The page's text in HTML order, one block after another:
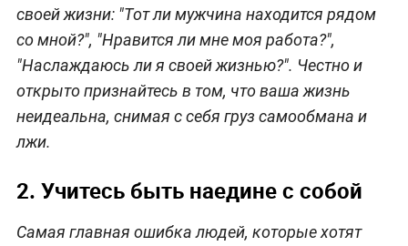
своей жизни: "Тот ли мужчина находится рядом
со мной?", "Нравится ли мне моя работа?",
"Наслаждаюсь ли я своей жизнью?". Честно и
открыто признайтесь в том, что ваша жизнь
неидеальна, снимая с себя груз самообмана и
лжи.
2. Учитесь быть наедине с собой
Самая главная ошибка людей, которые хотят